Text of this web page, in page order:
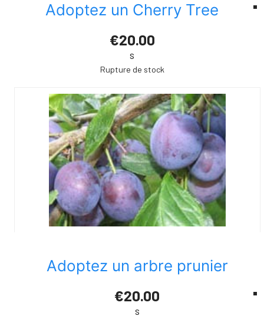
Adoptez un Cherry Tree
€20.00
s
Rupture de stock
Adoptez un arbre prunier
€20.00
s